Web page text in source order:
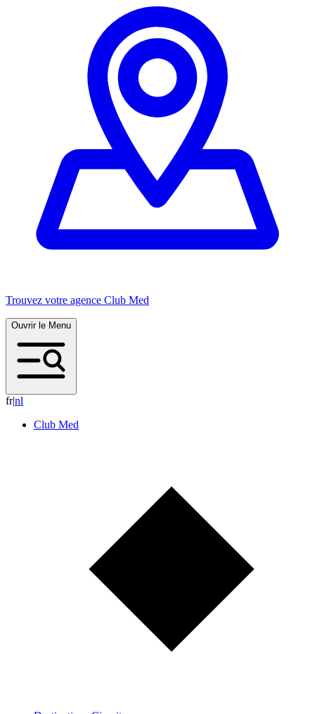
Trouvez votre agence Club Med
Ouvrir le Menu
fr|nl
Club Med